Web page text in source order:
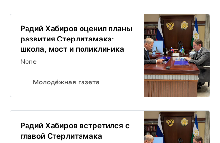
Радий Хабиров оценил планы
развития Стерлитамака:
школа, мост и поликлиника
None
Молодёжная газета
Радий Хабиров встретился с
главой Стерлитамака